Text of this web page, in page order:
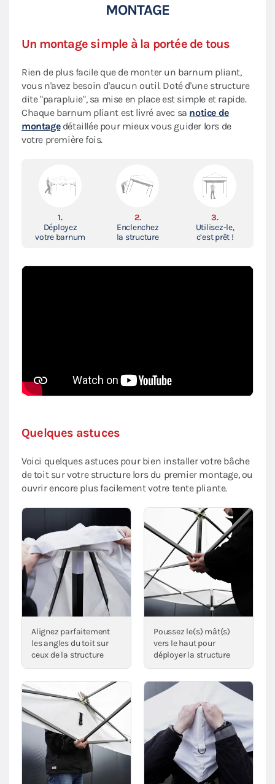
MONTAGE
Un montage simple à la portée de tous
Rien de plus facile que de monter un barnum pliant,
vous n'avez besoin d'aucun outil. Doté d'une structure
dite "parapluie", sa mise en place est simple et rapide.
Chaque barnum pliant est livré avec sa notice de
montagedétaillée pour mieux vous guider lors de
votre première fois.
1.
Déployez
votre barnum
2.
Enclenchez
la structure
3.
Utilisez-le,
c’est prêt !
Quelques astuces
Voici quelques astuces pour bien installer votre bâche
de toit sur votre structure lors du premier montage, ou
ouvrir encore plus facilement votre tente pliante.
Alignez parfaitement
les angles du toit sur
ceux de la structure
Poussez le(s) mât(s)
vers le haut pour
déployer la structure